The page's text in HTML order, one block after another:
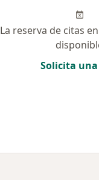
La reserva de citas
Solicita